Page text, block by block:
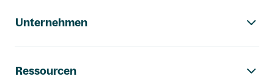
Unternehmen
Ressourcen